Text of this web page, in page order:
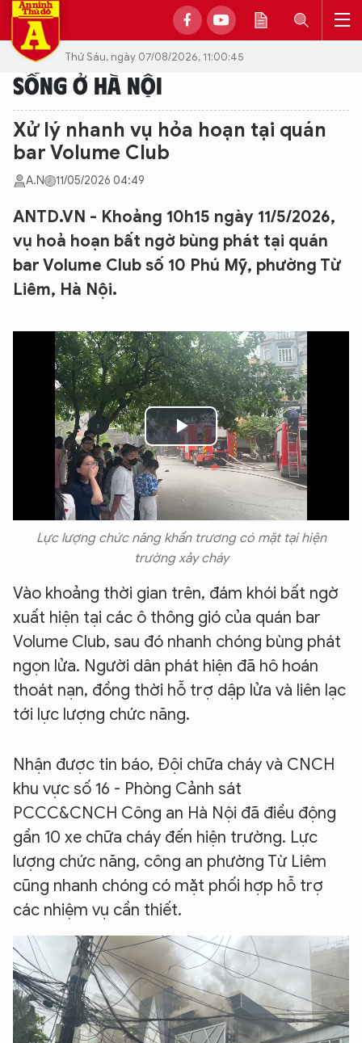
Thứ Sáu, ngày 07/08/2026, 11:00:45
SỐNG Ở HÀ NỘI
Xử lý nhanh vụ hỏa hoạn tại quán
bar Volume Club
A.N 11/05/2026 04:49
ANTD.VN - Khoảng 10h15 ngày 11/5/2026,
vụ hoả hoạn bất ngờ bùng phát tại quán
bar Volume Club số 10 Phú Mỹ, phường Từ
Liêm, Hà Nội.
Play
Video
Lực lượng chức năng khẩn trương có mặt tại hiện
trường xảy cháy
Vào khoảng thời gian trên, đám khói bất ngờ
xuất hiện tại các ô thông gió của quán bar
Volume Club, sau đó nhanh chóng bùng phát
ngọn lửa. Người dân phát hiện đã hô hoán
thoát nạn, đồng thời hỗ trợ dập lửa và liên lạc
tới lực lượng chức năng.
Nhận được tin báo, Đội chữa cháy và CNCH
khu vực số 16 - Phòng Cảnh sát
PCCC&CNCH Công an Hà Nội đã điều động
gần 10 xe chữa cháy đến hiện trường. Lực
lượng chức năng, công an phường Từ Liêm
cũng nhanh chóng có mặt phối hợp hỗ trợ
các nhiệm vụ cần thiết.